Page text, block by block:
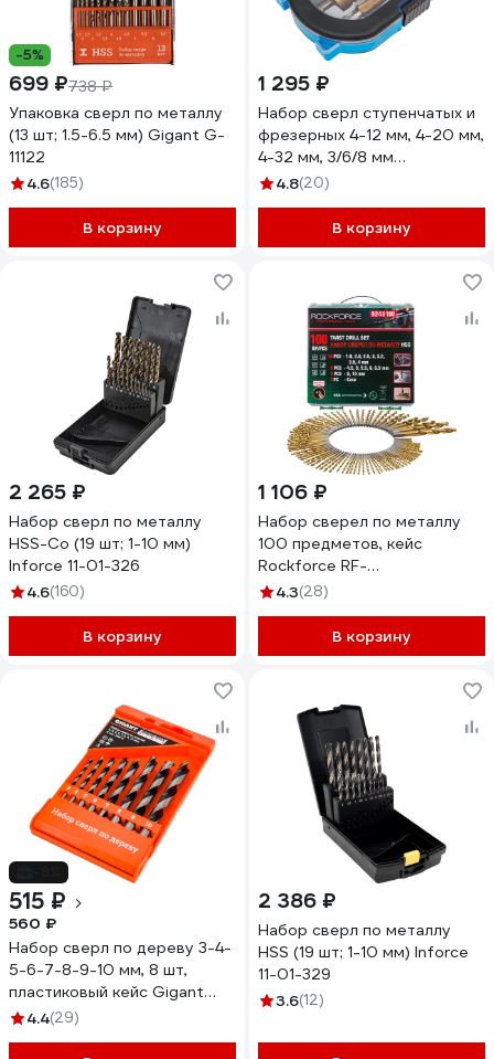
-5%
699 ₽738 ₽
Упаковка сверл по металлу
(13 шт; 1.5-6.5 мм) Gigant G-
11122
4.6(185)
В корзину
1 295 ₽
Набор сверл ступенчатых и
фрезерных 4-12 мм, 4-20 мм,
4-32 мм, 3/6/8 мм
vertextools 4-12-368
4.8(20)
В корзину
2 265 ₽
Набор сверл по металлу
HSS-Co (19 шт; 1-10 мм)
Inforce 11-01-326
4.6(160)
В корзину
1 106 ₽
Набор сверел по металлу
100 предметов, кейс
Rockforce RF-
924U100(57272)
4.3(28)
В корзину
515 ₽
560 ₽
Набор сверл по дереву 3-4-
5-6-7-8-9-10 мм, 8 шт,
пластиковый кейс Gigant
Gdd-8
4.4(29)
2 386 ₽
Набор сверл по металлу
HSS (19 шт; 1-10 мм) Inforce
11-01-329
3.6(12)